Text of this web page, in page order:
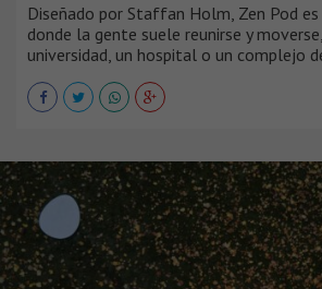
Diseñado por Staffan Holm, Zen Pod es
donde la gente suele reunirse y
universidad, un hospital o un complejo